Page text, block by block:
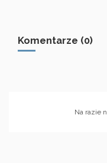
Komentarze (0)
Na razie